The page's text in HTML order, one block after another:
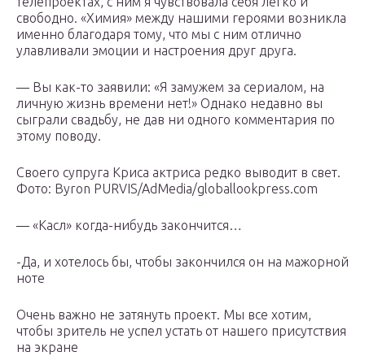
свободно. «Химия» между нашими героями возникла
именно благодаря тому, что мы с ним отлично
улавливали эмоции и настроения друг друга.
— Вы как-то заявили: «Я замужем за сериалом, на
личную жизнь времени нет!» Однако недавно вы
сыграли свадьбу, не дав ни одного комментария по
этому поводу.
Своего супруга Криса актриса редко выводит в свет.
Фото: Byron PURVIS/AdMedia/globallookpress.com
— «Касл» когда-нибудь закончится…
-Да, и хотелось бы, чтобы закончился он на мажорной
ноте
Очень важно не затянуть проект. Мы все хотим,
чтобы зритель не успел устать от нашего присутствия
на экране